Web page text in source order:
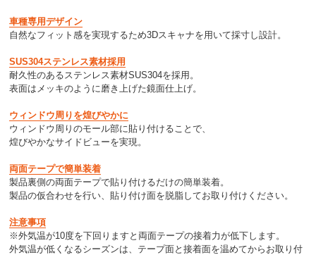
車種専用デザイン
自然なフィット感を実現するため3Dスキャナを用いて採寸し設計。
SUS304ステンレス素材採用
耐久性のあるステンレス素材SUS304を採用。
表面はメッキのように磨き上げた鏡面仕上げ。
ウィンドウ周りを煌びやかに
ウィンドウ周りのモール部に貼り付けることで、
煌びやかなサイドビューを実現。
両面テープで簡単装着
製品裏側の両面テープで貼り付けるだけの簡単装着。
製品の仮合わせを行い、貼り付け面を脱脂してお取り付けください。
注意事項
※外気温が10度を下回りますと両面テープの接着力が低下します。
外気温が低くなるシーズンは、テープ面と接着面を温めてからお取り付